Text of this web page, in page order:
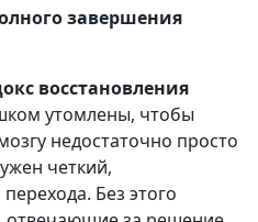
завершения
восстановления
утомлены, чтобы
недостаточно просто
четкий,
Без этого